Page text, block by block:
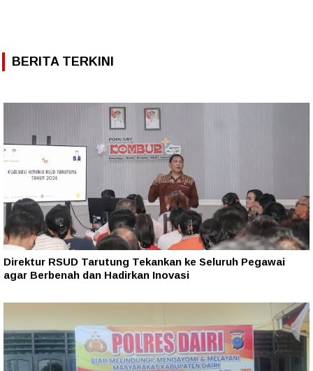
BERITA TERKINI
Direktur RSUD Tarutung Tekankan ke Seluruh Pegawai
agar Berbenah dan Hadirkan Inovasi